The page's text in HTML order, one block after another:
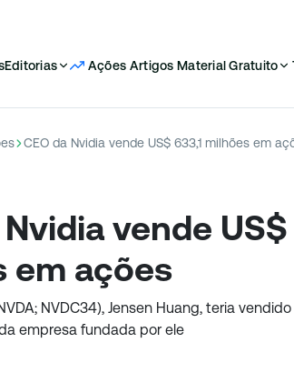
Editorias Ações Artigos Material Gratuito
CEO da Nvidia vende US$ 633,1 milhões em
vende US$
em ações
NVDC34), Jensen Huang, teria
empresa fundada por ele